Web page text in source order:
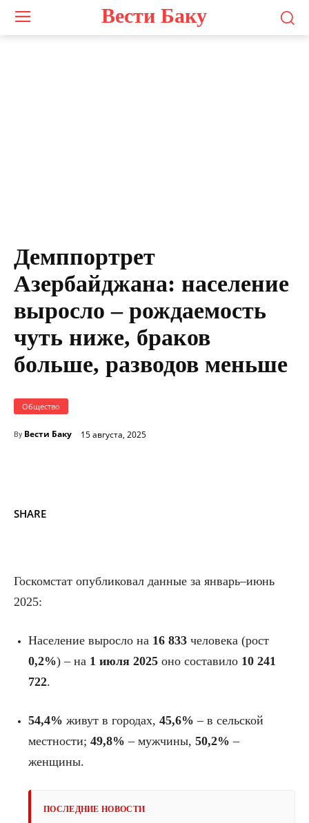
Вести Баку
Демппортрет
Азербайджана: население
выросло – рождаемость
чуть ниже, браков
больше, разводов меньше
Общество
By Вести Баку 15 августа, 2025
SHARE
Госкомстат опубликовал данные за январь–июнь
2025:
Население выросло на 16 833 человека (рост
0,2%) – на 1 июля 2025 оно составило 10 241
722.
54,4% живут в городах, 45,6% – в сельской
местности; 49,8% – мужчины, 50,2% –
женщины.
ПОСЛЕДНИЕ НОВОСТИ